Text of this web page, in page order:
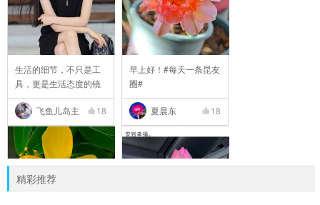
生活的细节，不只是工
具，更是生活态度的镜
..
飞鱼儿岛主
18
早上好！#每天一条昆友
圈#
夏晨东 18
精彩推荐